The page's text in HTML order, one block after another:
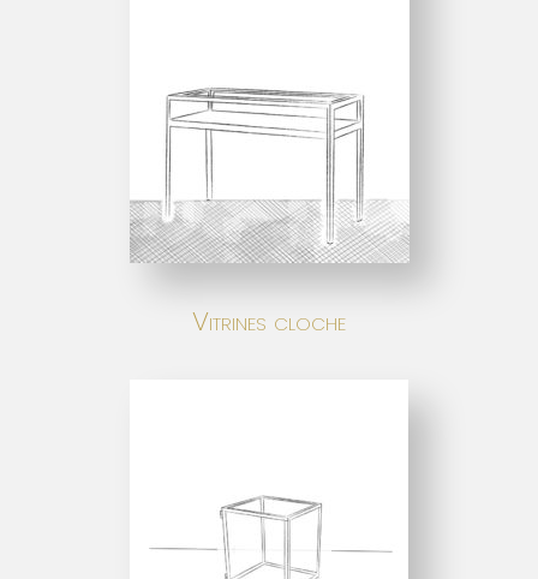
Vitrines cloche